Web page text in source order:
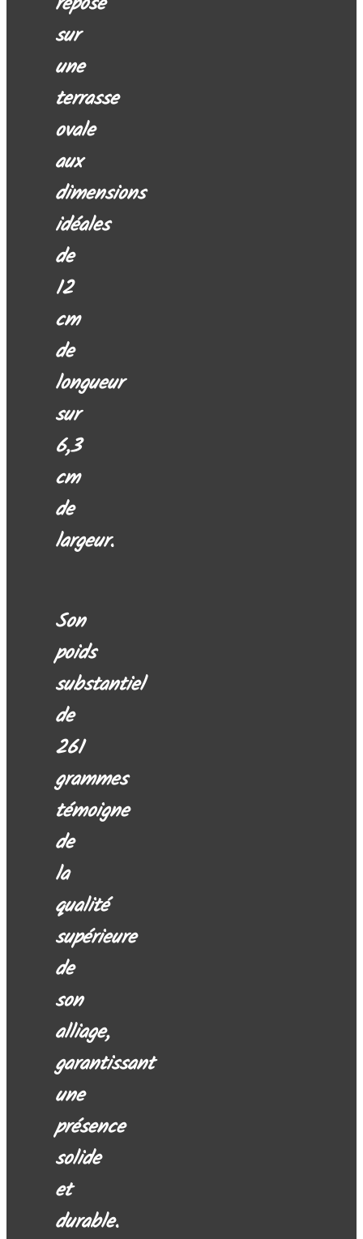
sur
une
terrasse
ovale
aux
dimensions
idéales
de
12
cm
de
longueur
sur
6,3
cm
de
largeur.
Son
poids
substantiel
de
261
grammes
témoigne
de
la
qualité
supérieure
de
son
alliage,
garantissant
une
présence
solide
et
durable.